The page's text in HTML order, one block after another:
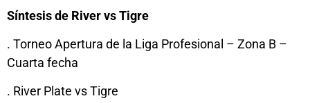
Síntesis de River vs Tigre
. Torneo Apertura de la Liga Profesional – Zona B –
Cuarta fecha
. River Plate vs Tigre